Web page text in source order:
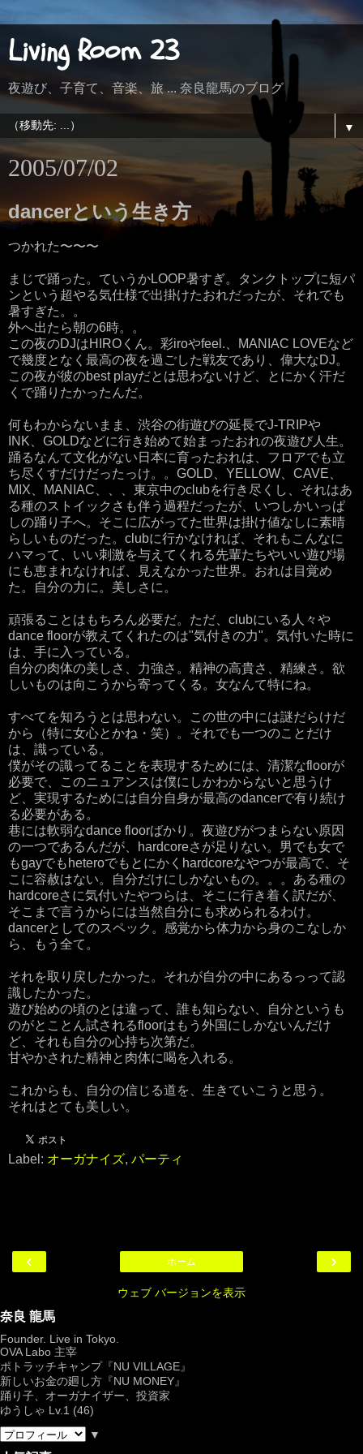
Living Room 23
夜遊び、子育て、音楽、旅 ... 奈良龍馬のブログ
▼
2005/07/02
dancerという生き方
つかれた〜〜〜
まじで踊った。ていうかLOOP暑すぎ。タンクトップに短パ
ンという超やる気仕様で出掛けたおれだったが、それでも
暑すぎた。。
外へ出たら朝の6時。。
この夜のDJはHIROくん。彩iroやfeel.、MANIAC LOVEなど
で幾度となく最高の夜を過ごした戦友であり、偉大なDJ。
この夜が彼のbest playだとは思わないけど、とにかく汗だ
くで踊りたかったんだ。
何もわからないまま、渋谷の街遊びの延長でJ-TRIPや
INK、GOLDなどに行き始めて始まったおれの夜遊び人生。
踊るなんて文化がない日本に育ったおれは、フロアでも立
ち尽くすだけだったっけ。。GOLD、YELLOW、CAVE、
MIX、MANIAC、、、東京中のclubを行き尽くし、それはあ
る種のストイックさも伴う過程だったが、いつしかいっぱ
しの踊り子へ。そこに広がってた世界は掛け値なしに素晴
らしいものだった。clubに行かなければ、それもこんなに
ハマって、いい刺激を与えてくれる先輩たちやいい遊び場
にも恵まれなければ、見えなかった世界。おれは目覚め
た。自分の力に。美しさに。
頑張ることはもちろん必要だ。ただ、clubにいる人々や
dance floorが教えてくれたのは"気付きの力"。気付いた時に
は、手に入っている。
自分の肉体の美しさ、力強さ。精神の高貴さ、精練さ。欲
しいものは向こうから寄ってくる。女なんて特にね。
すべてを知ろうとは思わない。この世の中には謎だらけだ
から（特に女心とかね・笑）。それでも一つのことだけ
は、識っている。
僕がその識ってることを表現するためには、清潔なfloorが
必要で、このニュアンスは僕にしかわからないと思うけ
ど、実現するためには自分自身が最高のdancerで有り続け
る必要がある。
巷には軟弱なdance floorばかり。夜遊びがつまらない原因
の一つであるんだが、hardcoreさが足りない。男でも女で
もgayでもheteroでもとにかくhardcoreなやつが最高で、そ
こに容赦はない。自分だけにしかないもの。。。ある種の
hardcoreさに気付いたやつらは、そこに行き着く訳だが、
そこまで言うからには当然自分にも求められるわけ。
dancerとしてのスペック。感覚から体力から身のこなしか
ら、もう全て。
それを取り戻したかった。それが自分の中にあるっって認
識したかった。
遊び始めの頃のとは違って、誰も知らない、自分というも
のがとことん試されるfloorはもう外国にしかないんだけ
ど、それも自分の心持ち次第だ。
甘やかされた精神と肉体に喝を入れる。
これからも、自分の信じる道を、生きていこうと思う。
それはとても美しい。
Label: オーガナイズ, パーティ
‹ ›
ホーム
ウェブ バージョンを表示
奈良 龍馬
Founder. Live in Tokyo.
OVA Labo 主宰
ポトラッチキャンプ『NU VILLAGE』
新しいお金の廻し方『NU MONEY』
踊り子、オーガナイザー、投資家
ゆうしゃ Lv.1 (46)
▼